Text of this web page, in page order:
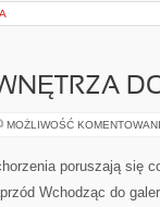
MOŻLIWOŚĆ
poruszają się
Wchodząc do